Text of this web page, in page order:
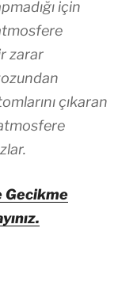
için
zarar
çıkaran
Gecikme